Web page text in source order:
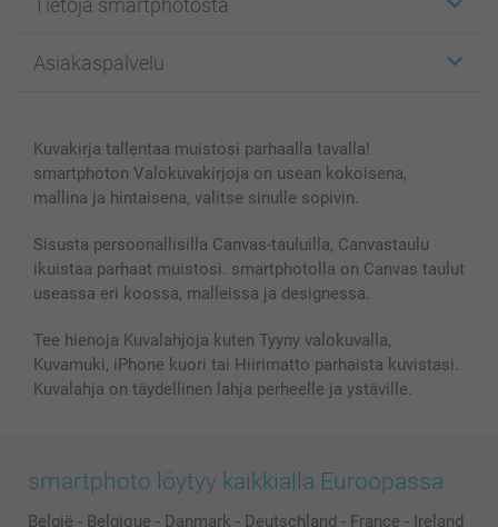
Kuvakortit
Kuvakirjat
Kännykkä & Tabletti
MyNameBook
Valokuvakehykset & Lisätarvikkeet
Lahjakortti
Kaikki kuvatuotteet
Tietoja smartphotosta
Affiliate ohjelma
Sivukartta
Ehdot/takuut
Asiakaspalvelu
smartbonus
Hinnat & maksutavat
Kuvakirja tallentaa muistosi parhaalla tavalla!
smartphoton Valokuvakirjoja on usean kokoisena,
mallina ja hintaisena, valitse sinulle sopivin.
Sisusta persoonallisilla Canvas-tauluilla, Canvastaulu
ikuistaa parhaat muistosi. smartphotolla on Canvas taulut
useassa eri koossa, malleissa ja designessa.
Tee hienoja Kuvalahjoja kuten Tyyny valokuvalla,
Kuvamuki, iPhone kuori tai Hiirimatto parhaista kuvistasi.
Kuvalahja on täydellinen lahja perheelle ja ystäville.
smartphoto löytyy kaikkialla Euroopassa
België - Belgique - Danmark - Deutschland - France - Ireland